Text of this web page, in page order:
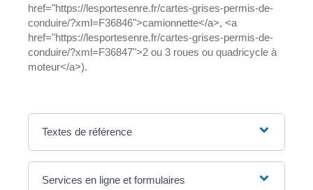
href="https://lesportesenre.fr/cartes-grises-permis-de-
conduire/?xml=F36846">camionnette</a>, <a
href="https://lesportesenre.fr/cartes-grises-permis-de-
conduire/?xml=F36847">2 ou 3 roues ou quadricycle à
moteur</a>).
Textes de référence
Services en ligne et formulaires